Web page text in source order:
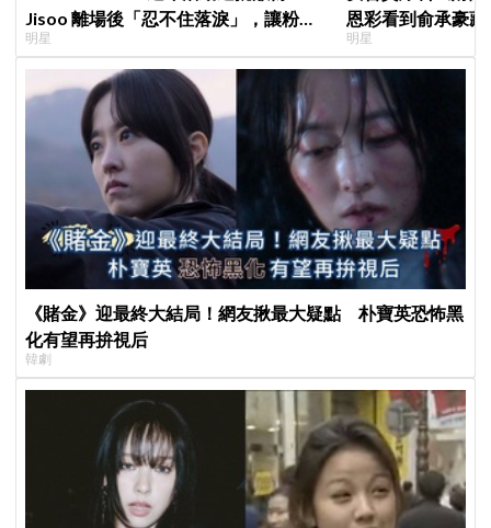
Jisoo 離場後「忍不住落淚」，讓粉絲
看了好心疼
明星
恩彩看到俞承豪
普賢只是「搞笑男
明星
《賭金》迎最終大結局！網友揪最大疑點 朴寶英恐怖黑
化有望再拚視后
韓劇